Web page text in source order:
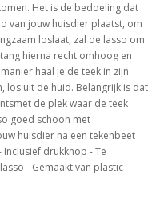
Het is de bedoeling dat
van jouw huisdier plaatst, om
loslaat, zal de lasso om
hierna recht omhoog en
haal je de teek in zijn
los uit de huid. Belangrijk is dat
de plek waar de teek
goed schoon met
huisdier na een tekenbeet
drukknop - Te
- Gemaakt van plastic